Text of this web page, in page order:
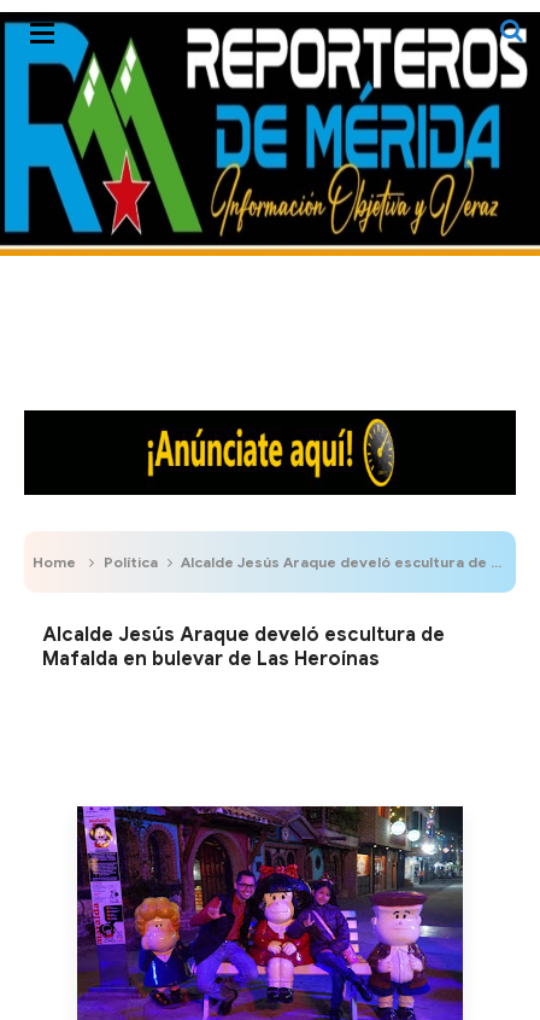
Home Política Alcalde Jesús Araque develó escultura de Mafalda en bulevar de Las Heroínas
Alcalde Jesús Araque develó escultura de
Mafalda en bulevar de Las Heroínas